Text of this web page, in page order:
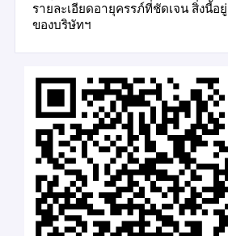
รายละเอียดอายุครรภ์ที่ชัดเจน สิ่งนี้อ
ของบริษัทฯ